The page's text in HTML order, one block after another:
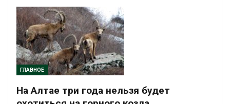
ГЛАВНОЕ
На Алтае три года нельзя будет